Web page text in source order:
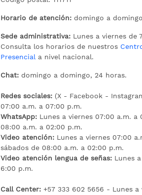
Horario de atención: domingo a
Sede administrativa: Lunes a viernes de
Consulta los horarios de nuestros
Presencial a nivel nacional.
Chat: domingo a domingo, 24 horas.
Redes sociales: (X - Facebook -
07:00 a.m. a 07:00 p.m.
WhatsApp: Lunes a viernes 07:00 a.m. a
08:00 a.m. a 02:00 p.m.
Video atención: Lunes a viernes 07:00
sábados de 08:00 a.m. a 02:00 p.m.
Video atención lengua de señas: Lunes
6:00 p.m.
Call Center:+57 333 602 5656 - Lunes a